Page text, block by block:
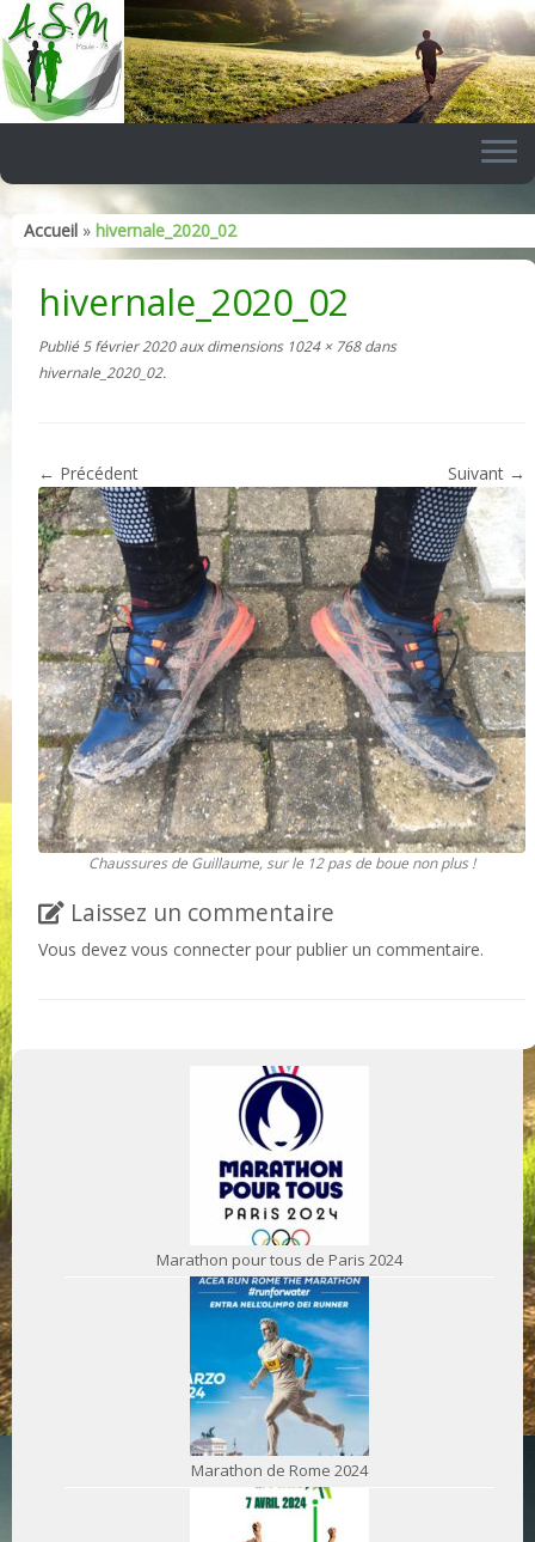
Skip
to
content
Accueil » hivernale_2020_02
hivernale_2020_02
Publié 5 février 2020aux dimensions1024 × 768dans
hivernale_2020_02.
← Précédent Suivant →
Chaussures de Guillaume, sur le 12 pas de boue non plus !
Laissez un commentaire
Vous devez vous connecter pour publier un commentaire.
Marathon pour tous de Paris 2024
Marathon de Rome 2024